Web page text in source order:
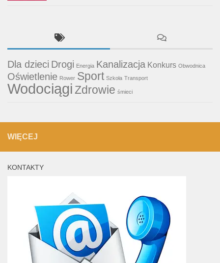
Dla dzieci Drogi Energia Kanalizacja Konkurs Obwodnica
Oświetlenie Rower Sport Szkoła Transport
WodociągiZdrowie śmieci
WIĘCEJ
KONTAKTY